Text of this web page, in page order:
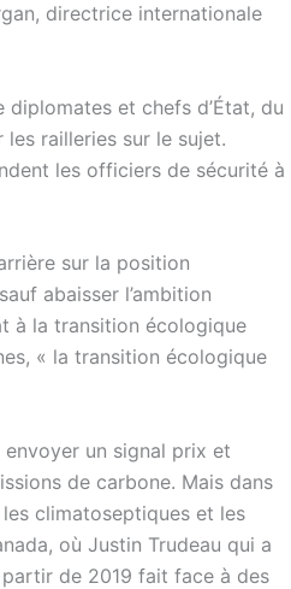
directrice internationale
et chefs d’État, du
les railleries sur le sujet.
les officiers de sécurité à
sur la position
abaisser l’ambition
à la transition écologique
« la transition écologique
un signal prix et
de carbone. Mais dans
climatoseptiques et les
où Justin Trudeau qui a
de 2019 fait face à des